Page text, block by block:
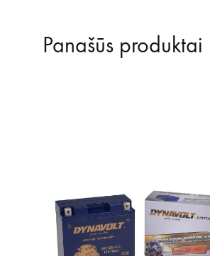
Panašūs produktai